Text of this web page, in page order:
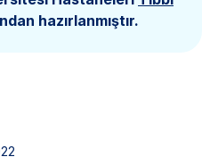
hazırlanmıştır.